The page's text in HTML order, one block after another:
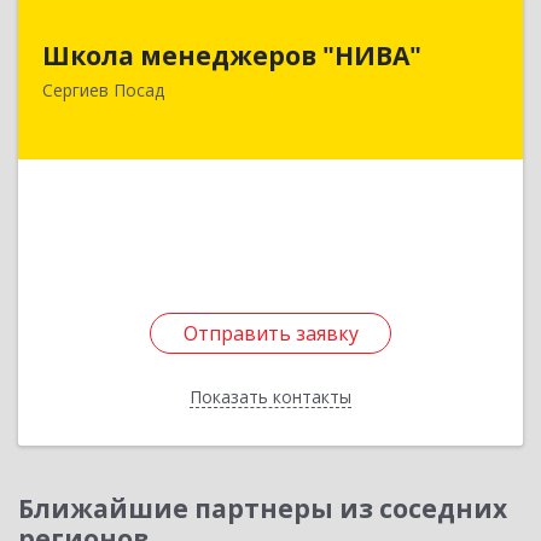
Школа менеджеров "НИВА"
Сергиев Посад
Отправить заявку
Показать контакты
141300, Московская обл, Сергиев Посад г,
Подробнее
Отправить заявку
Назад
Ближайшие партнеры из соседних